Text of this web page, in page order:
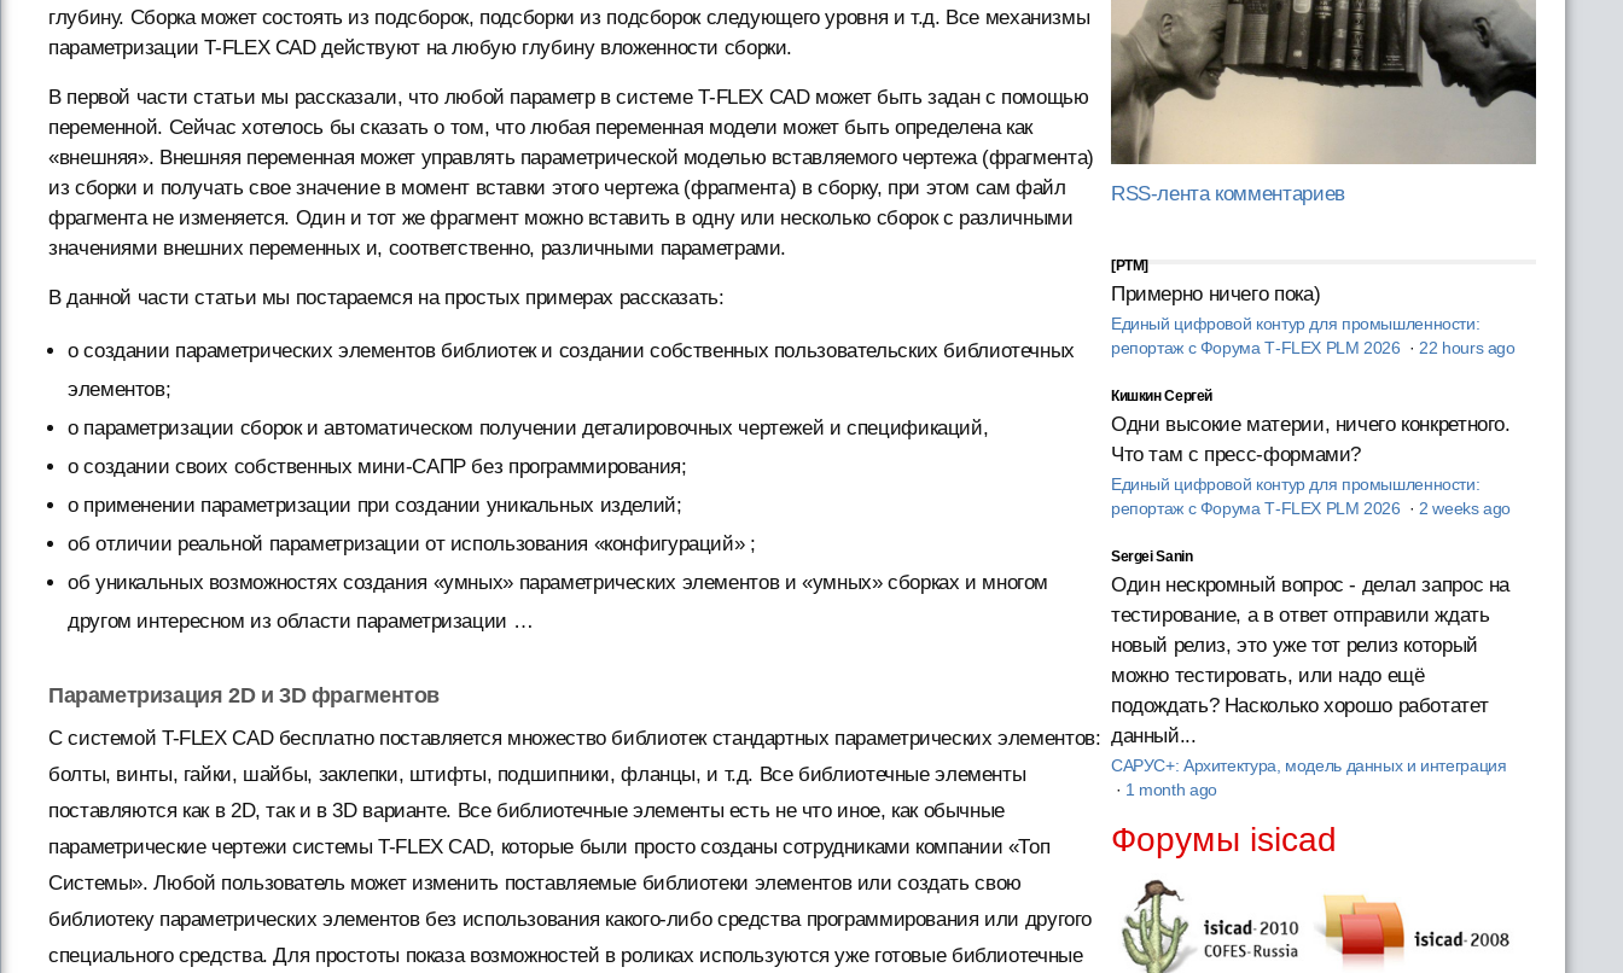
глубину. Сборка может состоять из подсборок, подсборки из подсборок следующего уровня и т.д. Все механизмы
параметризации T-FLEX CAD действуют на любую глубину вложенности сборки.
В первой части статьи мы рассказали, что любой параметр в системе T-FLEX CAD может быть задан с помощью
переменной. Сейчас хотелось бы сказать о том, что любая переменная модели может быть определена как
«внешняя». Внешняя переменная может управлять параметрической моделью вставляемого чертежа (фрагмента)
из сборки и получать свое значение в момент вставки этого чертежа (фрагмента) в сборку, при этом сам файл
фрагмента не изменяется. Один и тот же фрагмент можно вставить в одну или несколько сборок с различными
значениями внешних переменных и, соответственно, различными параметрами.
В данной части статьи мы постараемся на простых примерах рассказать:
о создании параметрических элементов библиотек и создании собственных пользовательских библиотечных
элементов;
о параметризации сборок и автоматическом получении деталировочных чертежей и спецификаций,
о создании своих собственных мини-САПР без программирования;
о применении параметризации при создании уникальных изделий;
об отличии реальной параметризации от использования «конфигураций» ;
об уникальных возможностях создания «умных» параметрических элементов и «умных» сборках и многом
другом интересном из области параметризации …
Параметризация 2D и 3D фрагментов
C системой T-FLEX CAD бесплатно поставляется множество библиотек стандартных параметрических элементов:
болты, винты, гайки, шайбы, заклепки, штифты, подшипники, фланцы, и т.д. Все библиотечные элементы
поставляются как в 2D, так и в 3D варианте. Все библиотечные элементы есть не что иное, как обычные
параметрические чертежи системы T-FLEX CAD, которые были просто созданы сотрудниками компании «Топ
Системы». Любой пользователь может изменить поставляемые библиотеки элементов или создать свою
библиотеку параметрических элементов без использования какого-либо средства программирования или другого
специального средства. Для простоты показа возможностей в роликах используются уже готовые библиотечные
RSS-лента комментариев
[PTM]
Примерно ничего пока)
Единый цифровой контур для промышленности:
репортаж с Форума T‑FLEX PLM 2026 · 22 hours ago
Кишкин Сергей
Одни высокие материи, ничего конкретного.
Что там с пресс-формами?
Единый цифровой контур для промышленности:
репортаж с Форума T‑FLEX PLM 2026 · 2 weeks ago
Sergei Sanin
Один нескромный вопрос - делал запрос на
тестирование, а в ответ отправили ждать
новый релиз, это уже тот релиз который
можно тестировать, или надо ещё
подождать? Насколько хорошо работатет
данный...
САРУС+: Архитектура, модель данных и интеграция
· 1 month ago
Форумы isicad